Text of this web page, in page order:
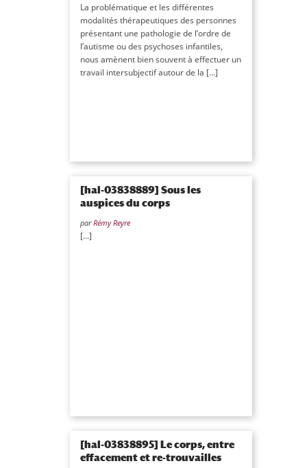
La problématique et les différentes
modalités thérapeutiques des personnes
présentant une pathologie de l’ordre de
l’autisme ou des psychoses infantiles,
nous amènent bien souvent à effectuer un
travail intersubjectif autour de la […]
[hal-03838889] Sous les
auspices du corps
parRémy Reyre
[...]
[hal-03838895] Le corps, entre
effacement et re-trouvailles